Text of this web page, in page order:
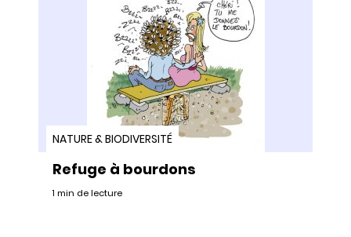
NATURE & BIODIVERSITÉ
Refuge à bourdons
1 min de lecture